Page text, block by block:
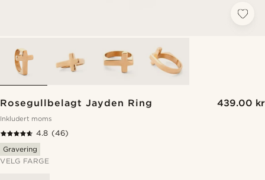
Rosegullbelagt Jayden Ring 439.00 kr
Inkludert moms
4.8 (46)
Gravering
VELG FARGE